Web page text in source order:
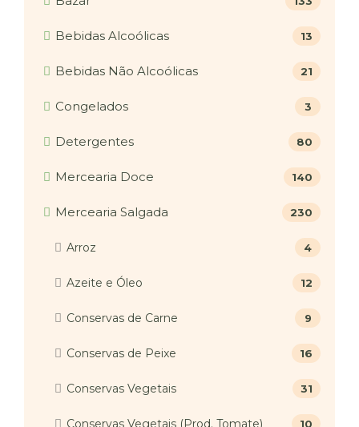
Bebidas Alcoólicas 13
Bebidas Não Alcoólicas 21
Congelados 3
Detergentes 80
Mercearia Doce 140
Mercearia Salgada 230
Arroz 4
Azeite e Óleo 12
Conservas de Carne 9
Conservas de Peixe 16
Conservas Vegetais 31
Conservas Vegetais (Prod. Tomate) 10